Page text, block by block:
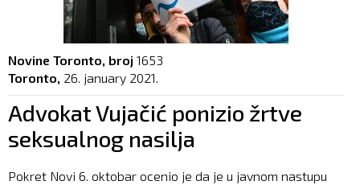
Novine Toronto, broj 1653
Toronto, 26. january 2021.
Advokat Vujačić ponizio žrtve
seksualnog nasilja
Pokret Novi 6. oktobar ocenio je da je u javnom nastupu